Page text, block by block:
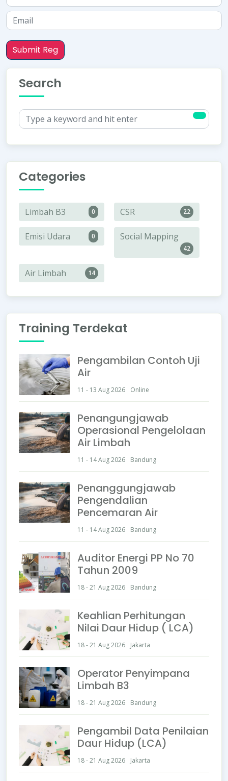
Submit Reg
Search
Categories
Limbah B3 0 CSR 22
Emisi Udara 0 Social Mapping
42
Air Limbah 14
Training Terdekat
Pengambilan Contoh Uji
Air
11 - 13 Aug 2026 Online
Penangungjawab
Operasional Pengelolaan
Air Limbah
11 - 14 Aug 2026 Bandung
Penanggungjawab
Pengendalian
Pencemaran Air
11 - 14 Aug 2026 Bandung
Auditor Energi PP No 70
Tahun 2009
18 - 21 Aug 2026 Bandung
Keahlian Perhitungan
Nilai Daur Hidup ( LCA)
18 - 21 Aug 2026 Jakarta
Operator Penyimpana
Limbah B3
18 - 21 Aug 2026 Bandung
Pengambil Data Penilaian
Daur Hidup (LCA)
18 - 21 Aug 2026 Jakarta